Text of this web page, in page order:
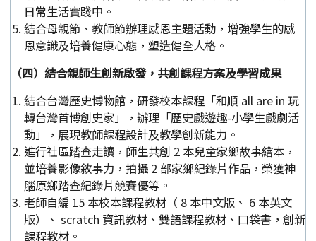
日常生活實踐中。
結合母親節、教師節辦理感恩主題活動，增強學生的感
恩意識及培養健康心態，塑造健全人格。
（四）結合親師生創新啟發，共創課程方案及學習成果
結合台灣歷史博物館，研發校本課程「和順 all are in 玩
轉台灣首博創史家」，辦理「歷史戲遊趣-小學生戲劇活
動」，展現教師課程設計及教學創新能力。
進行社區踏查走讀，師生共創 2 本兒童家鄉故事繪本，
並培養影像敘事力，拍攝 2 部家鄉紀錄片作品，榮獲神
腦原鄉踏查紀錄片競賽優等。
老師自編 15 本校本課程教材（ 8 本中文版、 6 本英文
版）、 scratch 資訊教材、雙語課程教材、口袋書，創新
課程教材。